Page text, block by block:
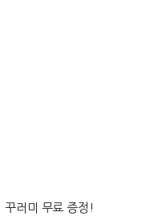
꾸러미 무료 증정!